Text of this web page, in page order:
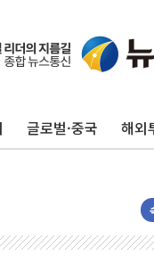
글로벌·중국 해외